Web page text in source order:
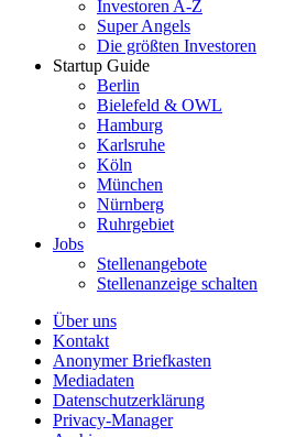
Investoren A-Z
Super Angels
Die größten Investoren
Startup Guide
Berlin
Bielefeld & OWL
Hamburg
Karlsruhe
Köln
München
Nürnberg
Ruhrgebiet
Jobs
Stellenangebote
Stellenanzeige schalten
Über uns
Kontakt
Anonymer Briefkasten
Mediadaten
Datenschutzerklärung
Privacy-Manager